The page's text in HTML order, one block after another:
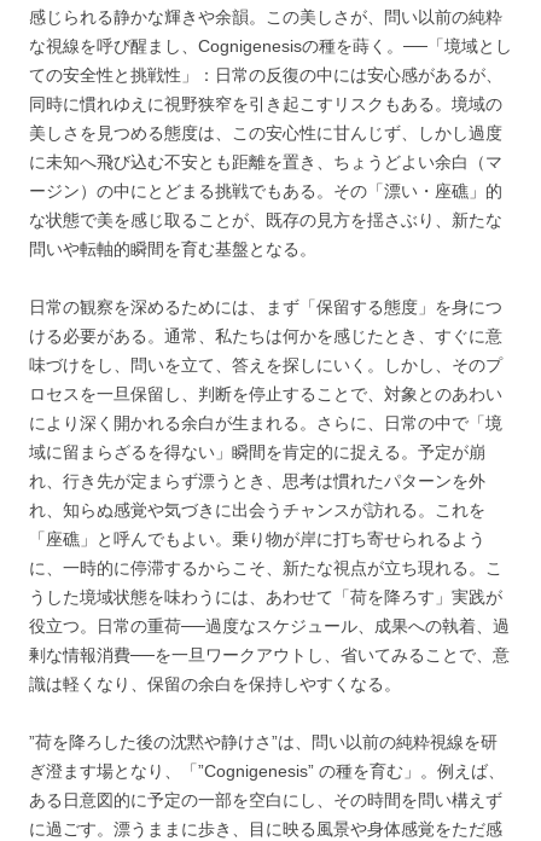
感じられる静かな輝きや余韻。この美しさが、問い以前の純粋
な視線を呼び醒まし、Cognigenesisの種を蒔く。──「境域とし
ての安全性と挑戦性」：日常の反復の中には安心感があるが、
同時に慣れゆえに視野狭窄を引き起こすリスクもある。境域の
美しさを見つめる態度は、この安心性に甘んじず、しかし過度
に未知へ飛び込む不安とも距離を置き、ちょうどよい余白（マ
ージン）の中にとどまる挑戦でもある。その「漂い・座礁」的
な状態で美を感じ取ることが、既存の見方を揺さぶり、新たな
問いや転軸的瞬間を育む基盤となる。
日常の観察を深めるためには、まず「保留する態度」を身につ
ける必要がある。通常、私たちは何かを感じたとき、すぐに意
味づけをし、問いを立て、答えを探しにいく。しかし、そのプ
ロセスを一旦保留し、判断を停止することで、対象とのあわい
により深く開かれる余白が生まれる。さらに、日常の中で「境
域に留まらざるを得ない」瞬間を肯定的に捉える。予定が崩
れ、行き先が定まらず漂うとき、思考は慣れたパターンを外
れ、知らぬ感覚や気づきに出会うチャンスが訪れる。これを
「座礁」と呼んでもよい。乗り物が岸に打ち寄せられるよう
に、一時的に停滞するからこそ、新たな視点が立ち現れる。こ
うした境域状態を味わうには、あわせて「荷を降ろす」実践が
役立つ。日常の重荷──過度なスケジュール、成果への執着、過
剰な情報消費──を一旦ワークアウトし、省いてみることで、意
識は軽くなり、保留の余白を保持しやすくなる。
”荷を降ろした後の沈黙や静けさ”は、問い以前の純粋視線を研
ぎ澄ます場となり、「”Cognigenesis” の種を育む」。例えば、
ある日意図的に予定の一部を空白にし、その時間を問い構えず
に過ごす。漂うままに歩き、目に映る風景や身体感覚をただ感